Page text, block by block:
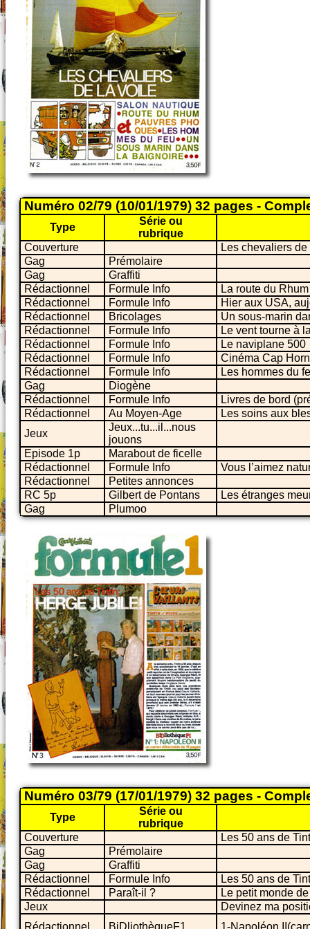
Numéro 02/79 (10/01/1979) 32 pages -
Type
Série ou
rubrique
Couverture
Les chevaliers
Gag
Prémolaire
Gag
Graffiti
Rédactionnel
Formule Info
La route du Rhum
Rédactionnel
Formule Info
Hier aux USA,
Rédactionnel
Bricolages
Un sous-marin
Rédactionnel
Formule Info
Le vent tourne à
Rédactionnel
Formule Info
Le naviplane 500
Rédactionnel
Formule Info
Cinéma Cap Horn
Rédactionnel
Formule Info
Les hommes du
Gag
Diogène
Rédactionnel
Formule Info
Livres de bord
Rédactionnel
Au Moyen-Age
Les soins aux
Jeux
Jeux...tu...il...nous
jouons
Episode 1p
Marabout de ficelle
Rédactionnel
Formule Info
Vous l’aimez
Rédactionnel
Petites annonces
RC 5p
Gilbert de Pontans
Les étranges
Gag
Plumoo
Numéro 03/79 (17/01/1979) 32 pages -
Type
Série ou
rubrique
Couverture
Les 50 ans de
Gag
Prémolaire
Gag
Graffiti
Rédactionnel
Formule Info
Les 50 ans de
Rédactionnel
Paraît-il ?
Le petit monde
Jeux
Devinez ma